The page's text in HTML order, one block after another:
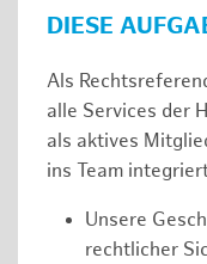
DIESE
Als
alle Services der
als aktives
ins Team
Unsere
rechtlicher